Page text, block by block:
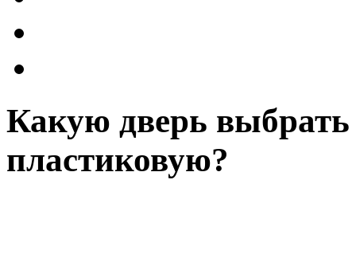
Какую дверь
пластиковую?